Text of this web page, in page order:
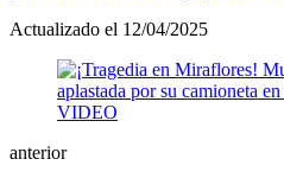
Actualizado el 12/04/2025
anterior